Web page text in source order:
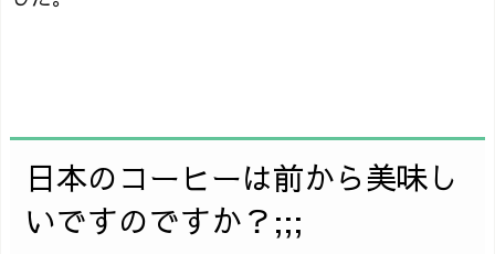
日本のコーヒーは前から美味し
いですのですか？;;;